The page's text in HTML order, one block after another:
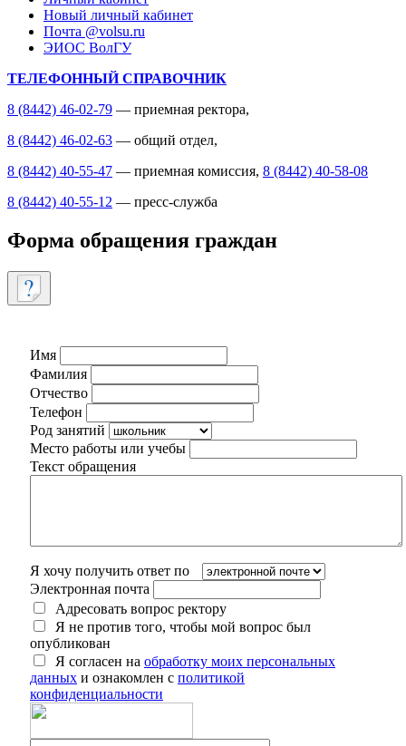
Новый личный кабинет
Почта @volsu.ru
ЭИОС ВолГУ
ТЕЛЕФОННЫЙ СПРАВОЧНИК
8 (8442) 46-02-79 — приемная ректора,
8 (8442) 46-02-63 — общий отдел,
8 (8442) 40-55-47 — приемная комиссия, 8 (8442) 40-58-08
8 (8442) 40-55-12 — пресс-служба
Форма обращения граждан
Имя
Фамилия
Отчество
Телефон
Род занятий
Место работы или учебы
Текст обращения
Я хочу получить ответ по
Электронная почта
Адресовать вопрос ректору
Я не против того, чтобы мой вопрос был
опубликован
Я согласен на обработку моих персональных
данных и ознакомлен с политикой
конфиденциальности